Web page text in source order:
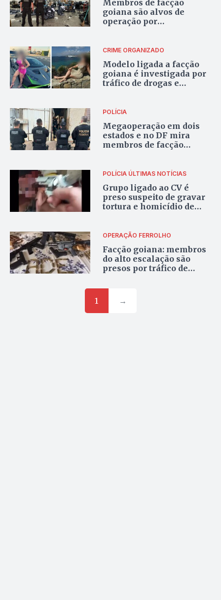
Membros de facção
goiana são alvos de
operação por
cocaína no Centro-Oeste
CRIME ORGANIZADO
Modelo ligada a facção
goiana é investigada por
tráfico de drogas e
POLÍCIA
Megaoperação em dois
estados e no DF mira
membros de facção
POLÍCIA ÚLTIMAS NOTÍCIAS
Grupo ligado ao CV é
preso suspeito de gravar
tortura e homicídio de
OPERAÇÃO FERROLHO
Facção goiana: membros
do alto escalação são
presos por tráfico de
1 →